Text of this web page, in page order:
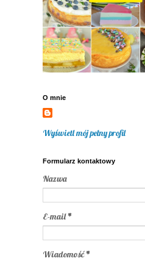
O mnie
Wyświetl mój pełny profil
Formularz kontaktowy
Nazwa
E-mail*
Wiadomość*